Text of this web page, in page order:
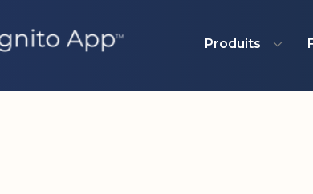
Produits